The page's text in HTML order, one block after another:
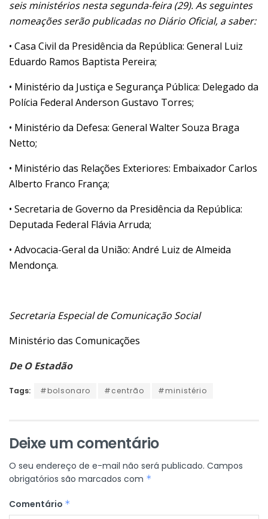
seis ministérios nesta segunda-feira (29). As seguintes
nomeações serão publicadas no Diário Oficial, a saber:
• Casa Civil da Presidência da República: General Luiz
Eduardo Ramos Baptista Pereira;
• Ministério da Justiça e Segurança Pública: Delegado da
Polícia Federal Anderson Gustavo Torres;
• Ministério da Defesa: General Walter Souza Braga
Netto;
• Ministério das Relações Exteriores: Embaixador Carlos
Alberto Franco França;
• Secretaria de Governo da Presidência da República:
Deputada Federal Flávia Arruda;
• Advocacia-Geral da União: André Luiz de Almeida
Mendonça.
Secretaria Especial de Comunicação Social
Ministério das Comunicações
De O Estadão
Tags: #bolsonaro #centrão #ministério
Deixe um comentário
O seu endereço de e-mail não será publicado. Campos
obrigatórios são marcados com *
Comentário *